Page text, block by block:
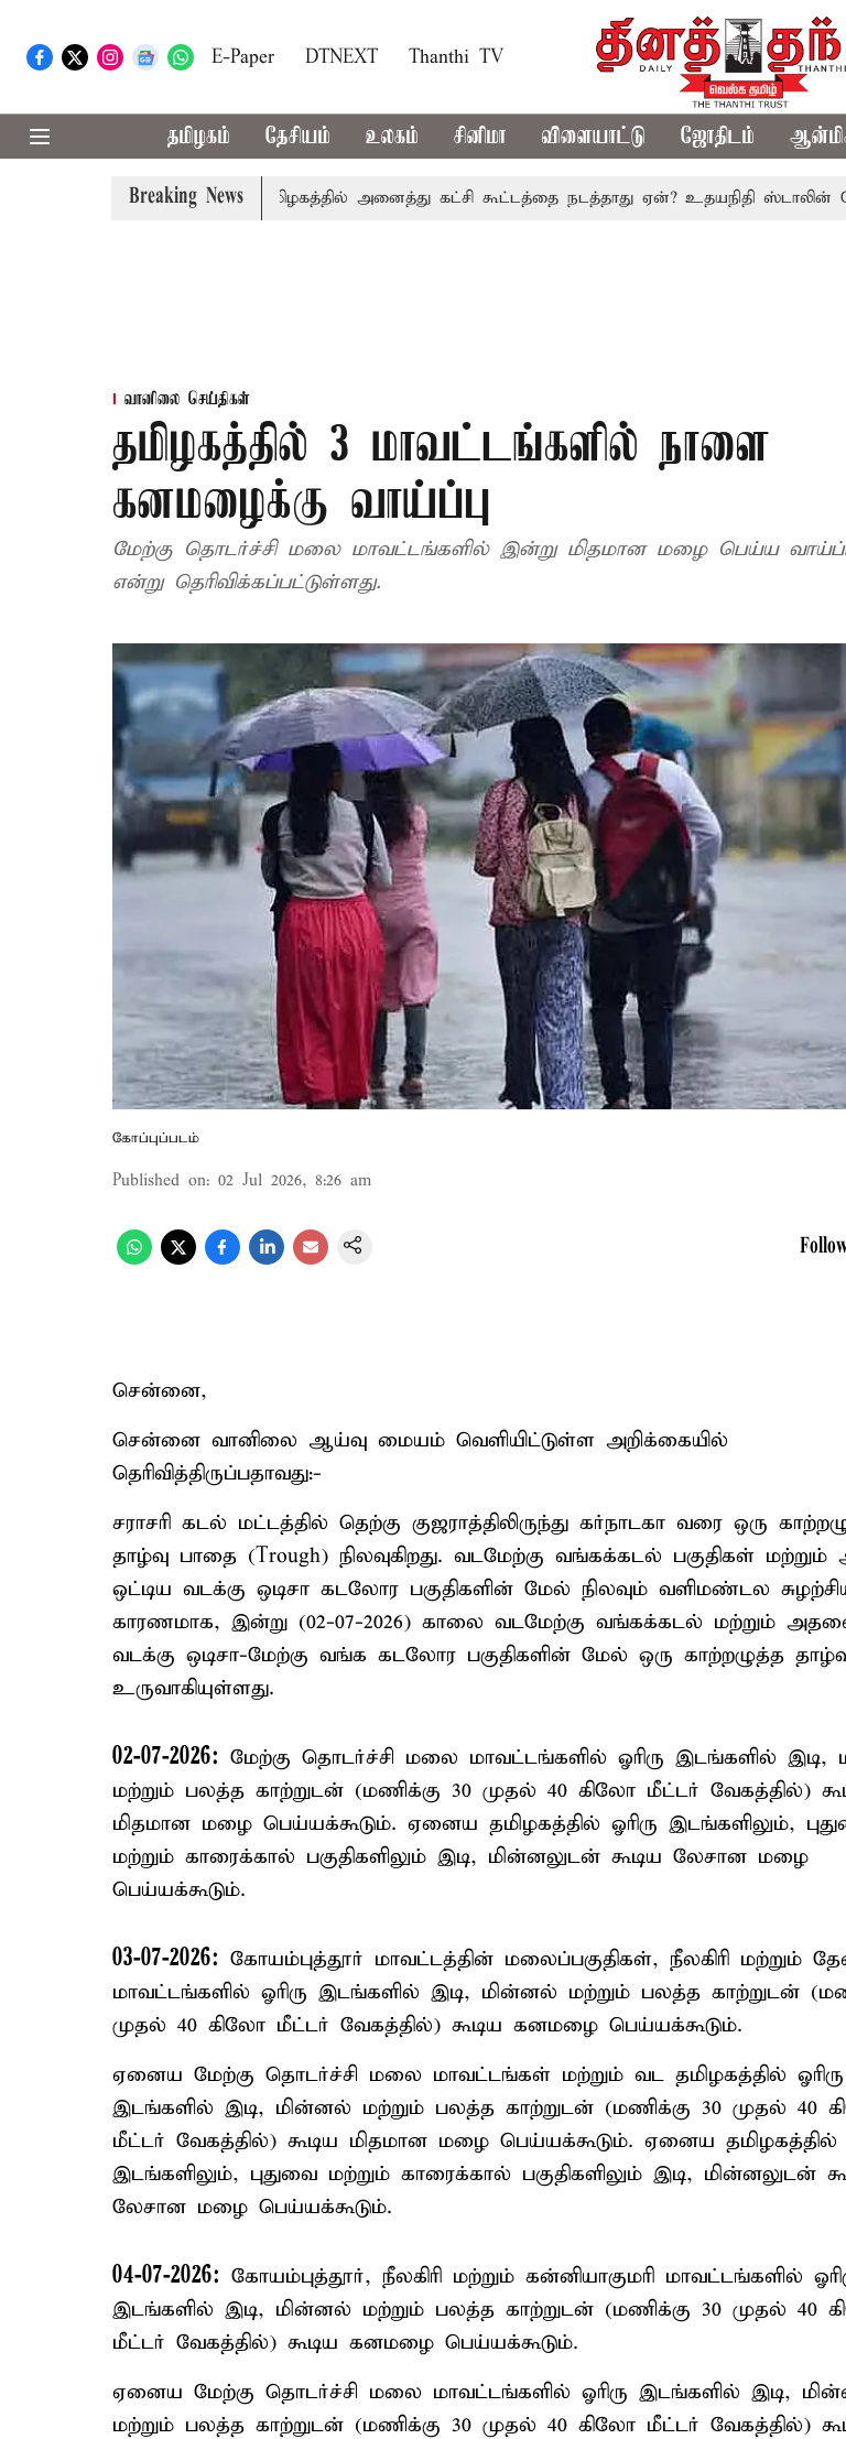
E-Paper DTNEXT Thanthi TV
தமிழகம் தேசியம் உலகம் சினிமா விளையாட்டு ஜோதிடம்
Breaking News
காவிரி விவகாரம்: தமிழகத்தில் அனைத்து கட்சி கூட்டத்தை நடத்தாது ஏன்? உதயநிதி ஸ்டாலின் கேள்வி
வானிலை செய்திகள்
தமிழகத்தில் 3 மாவட்டங்களில் நாளை
கனமழைக்கு வாய்ப்பு
மேற்கு தொடர்ச்சி மலை மாவட்டங்களில் இன்று மிதமான மழை பெய்ய
என்று தெரிவிக்கப்பட்டுள்ளது.
கோப்புப்படம்
Published on: 02 Jul 2026, 8:26 am
சென்னை,
சென்னை வானிலை ஆய்வு மையம் வெளியிட்டுள்ள அறிக்கையில்
தெரிவித்திருப்பதாவது:-
சராசரி கடல் மட்டத்தில் தெற்கு குஜராத்திலிருந்து கர்நாடகா வரை ஒரு
தாழ்வு பாதை (Trough) நிலவுகிறது. வடமேற்கு வங்கக்கடல் பகுதிகள்
ஒட்டிய வடக்கு ஒடிசா கடலோர பகுதிகளின் மேல் நிலவும் வளிமண்டல
காரணமாக, இன்று (02-07-2026) காலை வடமேற்கு வங்கக்கடல் மற்றும்
வடக்கு ஒடிசா-மேற்கு வங்க கடலோர பகுதிகளின் மேல் ஒரு காற்றழுத்த தாழ்வு
உருவாகியுள்ளது.
02-07-2026: மேற்கு தொடர்ச்சி மலை மாவட்டங்களில் ஓரிரு இடங்களில் இடி,
மற்றும் பலத்த காற்றுடன் (மணிக்கு 30 முதல் 40 கிலோ மீட்டர் வேகத்தில்)
மிதமான மழை பெய்யக்கூடும். ஏனைய தமிழகத்தில் ஓரிரு இடங்களிலும்,
மற்றும் காரைக்கால் பகுதிகளிலும் இடி, மின்னலுடன் கூடிய லேசான மழை
பெய்யக்கூடும்.
03-07-2026: கோயம்புத்தூர் மாவட்டத்தின் மலைப்பகுதிகள், நீலகிரி மற்றும்
மாவட்டங்களில் ஓரிரு இடங்களில் இடி, மின்னல் மற்றும் பலத்த காற்றுடன்
முதல் 40 கிலோ மீட்டர் வேகத்தில்) கூடிய கனமழை பெய்யக்கூடும்.
ஏனைய மேற்கு தொடர்ச்சி மலை மாவட்டங்கள் மற்றும் வட தமிழகத்தில் ஓரிரு
இடங்களில் இடி, மின்னல் மற்றும் பலத்த காற்றுடன் (மணிக்கு 30 முதல் 40
மீட்டர் வேகத்தில்) கூடிய மிதமான மழை பெய்யக்கூடும். ஏனைய தமிழகத்தில்
இடங்களிலும், புதுவை மற்றும் காரைக்கால் பகுதிகளிலும் இடி, மின்னலுடன்
லேசான மழை பெய்யக்கூடும்.
04-07-2026: கோயம்புத்தூர், நீலகிரி மற்றும் கன்னியாகுமரி மாவட்டங்களில்
இடங்களில் இடி, மின்னல் மற்றும் பலத்த காற்றுடன் (மணிக்கு 30 முதல் 40
மீட்டர் வேகத்தில்) கூடிய கனமழை பெய்யக்கூடும்.
ஏனைய மேற்கு தொடர்ச்சி மலை மாவட்டங்களில் ஓரிரு இடங்களில் இடி,
மற்றும் பலத்த காற்றுடன் (மணிக்கு 30 முதல் 40 கிலோ மீட்டர் வேகத்தில்)